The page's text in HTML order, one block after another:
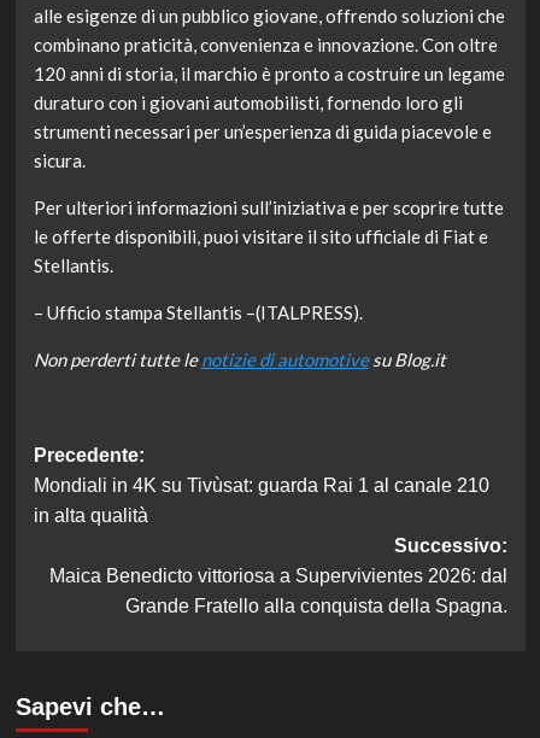
alle esigenze di un pubblico giovane, offrendo soluzioni che
combinano praticità, convenienza e innovazione. Con oltre
120 anni di storia, il marchio è pronto a costruire un legame
duraturo con i giovani automobilisti, fornendo loro gli
strumenti necessari per un’esperienza di guida piacevole e
sicura.
Per ulteriori informazioni sull’iniziativa e per scoprire tutte
le offerte disponibili, puoi visitare il sito ufficiale di Fiat e
Stellantis.
– Ufficio stampa Stellantis –(ITALPRESS).
Non perderti tutte lenotizie di automotivesu Blog.it
Navigazione
articolo
Precedente:
Mondiali in 4K su Tivùsat: guarda Rai 1 al canale 210
in alta qualità
Successivo:
Maica Benedicto vittoriosa a Supervivientes 2026: dal
Grande Fratello alla conquista della Spagna.
Sapevi che…